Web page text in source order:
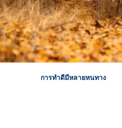
การทำดีมีหลายหนทาง